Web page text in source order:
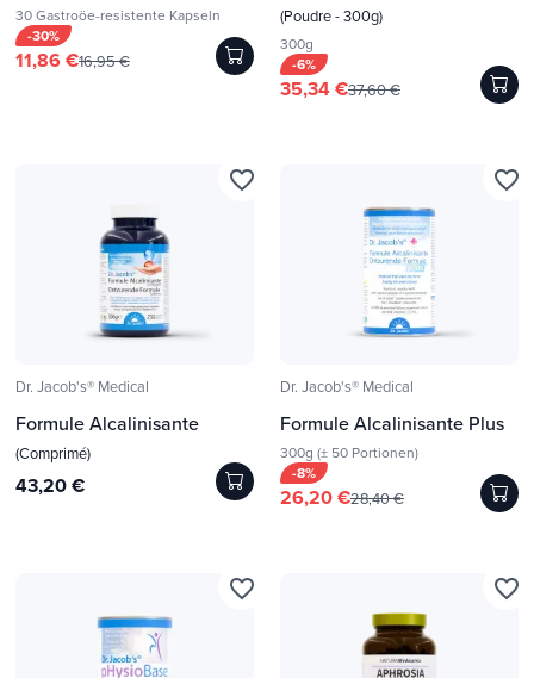
30 Gastroöe-resistente Kapseln
-30%
11,86 €16,95 €
(Poudre - 300g)
300g
-6%
35,34 €37,60 €
Dr. Jacob's® Medical
Formule Alcalinisante
(Comprimé)
43,20 €
favorite_border
Dr. Jacob's® Medical
Formule Alcalinisante Plus
300g (± 50 Portionen)
-8%
26,20 €28,40 €
favorite_border
favorite_border favorite_border